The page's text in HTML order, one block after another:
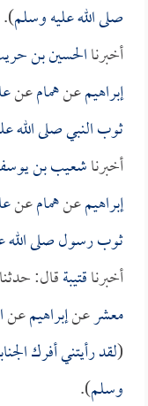
صلى الله عليه وسلم).
أخبرناالحسين بن
إبراهيمعنهمامعن
ثوب النبي صلى الله
أخبرناشعيب بن
إبراهيمعنهمامعن
ثوب رسول صلى الله
أخبرناقتيبةقال: حدثنا
معشرعنإبراهيمعن
(لقد رأيتني أفرك
وسلم).